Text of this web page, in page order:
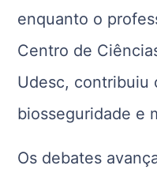
enquanto o
Centro de
Udesc, contribuiu
biosseguridade e
Os debates